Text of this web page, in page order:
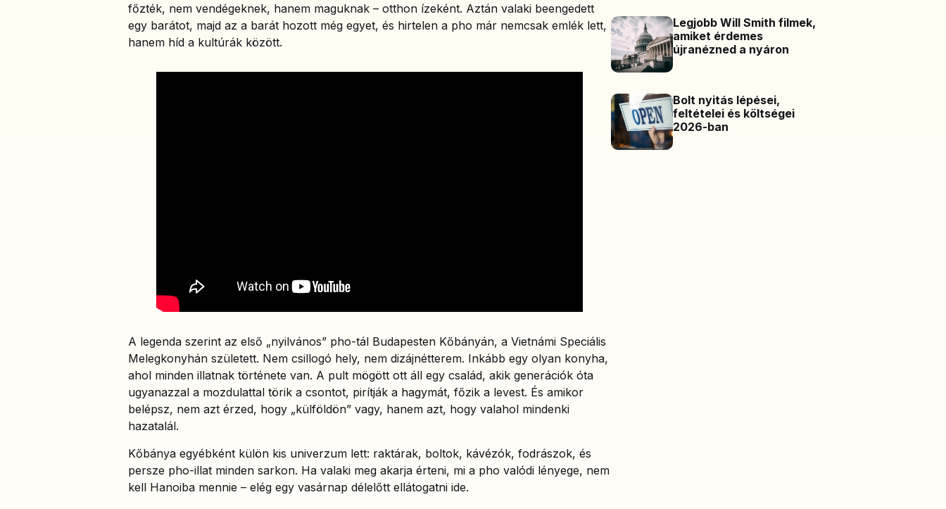
főzték, nem vendégeknek, hanem maguknak – otthon ízeként. Aztán valaki beengedett
egy barátot, majd az a barát hozott még egyet, és hirtelen a pho már nemcsak emlék lett,
hanem híd a kultúrák között.
A legenda szerint az első „nyilvános” pho-tál Budapesten Kőbányán, a Vietnámi Speciális
Melegkonyhán született. Nem csillogó hely, nem dizájnétterem. Inkább egy olyan konyha,
ahol minden illatnak története van. A pult mögött ott áll egy család, akik generációk óta
ugyanazzal a mozdulattal törik a csontot, pirítják a hagymát, főzik a levest. És amikor
belépsz, nem azt érzed, hogy „külföldön” vagy, hanem azt, hogy valahol mindenki
hazatalál.
Kőbánya egyébként külön kis univerzum lett: raktárak, boltok, kávézók, fodrászok, és
persze pho-illat minden sarkon. Ha valaki meg akarja érteni, mi a pho valódi lényege, nem
kell Hanoiba mennie – elég egy vasárnap délelőtt ellátogatni ide.
Legjobb Will Smith filmek,
amiket érdemes
újranézned a nyáron
Bolt nyitás lépései,
feltételei és költségei
2026-ban